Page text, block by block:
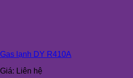
Gas lạnh DY R410A
Giá: Liên hệ